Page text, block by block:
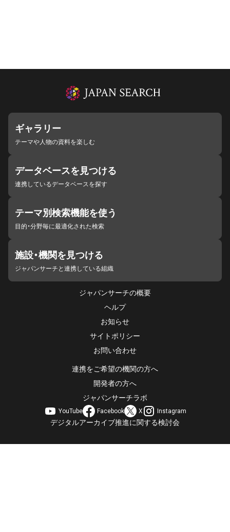
ギャラリー
テーマや人物の資料を楽しむ
データベースを見つける
連携しているデータベースを探す
テーマ別検索機能を使う
目的・分野毎に最適化された検索
施設・機関を見つける
ジャパンサーチと連携している組織
ジャパンサーチの概要
ヘルプ
お知らせ
サイトポリシー
お問い合わせ
連携をご希望の機関の方へ
開発者の方へ
ジャパンサーチラボ
YouTube Facebook X Instagram
デジタルアーカイブ推進に関する検討会